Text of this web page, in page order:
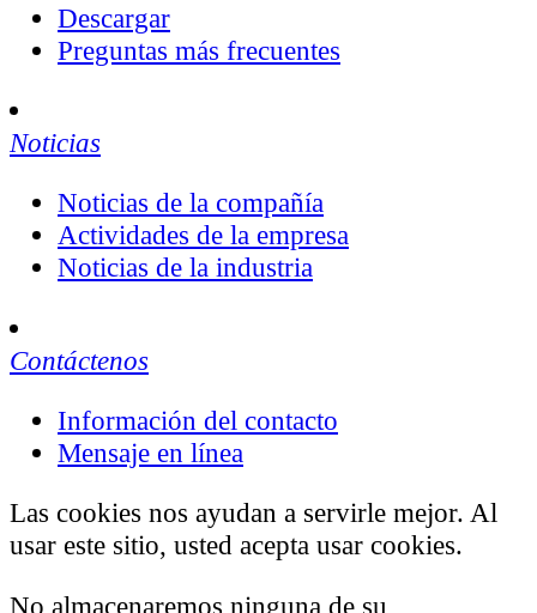
Descargar
Preguntas más frecuentes
Noticias
Noticias de la compañía
Actividades de la empresa
Noticias de la industria
Contáctenos
Información del contacto
Mensaje en línea
Las cookies nos ayudan a servirle mejor. Al
usar este sitio, usted acepta usar cookies.
No almacenaremos ninguna de su